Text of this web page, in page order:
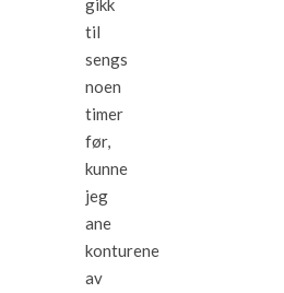
gikk
til
sengs
noen
timer
før,
kunne
jeg
ane
konturene
av